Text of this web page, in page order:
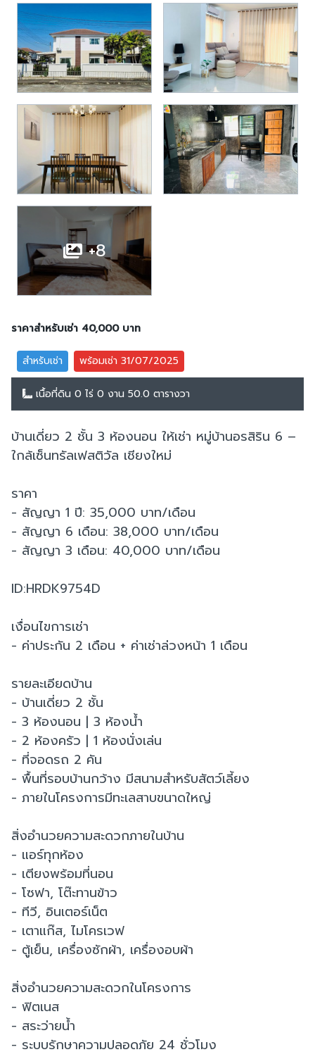
+8
ราคาสำหรับเช่า 40,000 บาท
สำหรับเช่า พร้อมเช่า 31/07/2025
เนื้อที่ดิน 0 ไร่ 0 งาน 50.0 ตารางวา
บ้านเดี่ยว 2 ชั้น 3 ห้องนอน ให้เช่า หมู่บ้านอรสิริน 6 –
ใกล้เซ็นทรัลเฟสติวัล เชียงใหม่
ราคา
- สัญญา 1 ปี: 35,000 บาท/เดือน
- สัญญา 6 เดือน: 38,000 บาท/เดือน
- สัญญา 3 เดือน: 40,000 บาท/เดือน
ID:HRDK9754D
เงื่อนไขการเช่า
- ค่าประกัน 2 เดือน + ค่าเช่าล่วงหน้า 1 เดือน
รายละเอียดบ้าน
- บ้านเดี่ยว 2 ชั้น
- 3 ห้องนอน | 3 ห้องน้ำ
- 2 ห้องครัว | 1 ห้องนั่งเล่น
- ที่จอดรถ 2 คัน
- พื้นที่รอบบ้านกว้าง มีสนามสำหรับสัตว์เลี้ยง
- ภายในโครงการมีทะเลสาบขนาดใหญ่
สิ่งอำนวยความสะดวกภายในบ้าน
- แอร์ทุกห้อง
- เตียงพร้อมที่นอน
- โซฟา, โต๊ะทานข้าว
- ทีวี, อินเตอร์เน็ต
- เตาแก๊ส, ไมโครเวฟ
- ตู้เย็น, เครื่องซักผ้า, เครื่องอบผ้า
สิ่งอำนวยความสะดวกในโครงการ
- ฟิตเนส
- สระว่ายน้ำ
- ระบบรักษาความปลอดภัย 24 ชั่วโมง